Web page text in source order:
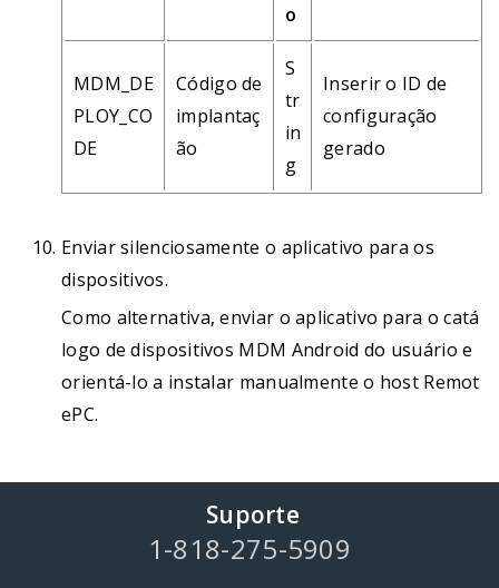
o
MDM_DE
PLOY_CO
DE
Código de
implantaç
ão
S
tr
in
g
Inserir o ID de
configuração
gerado
Enviar silenciosamente o aplicativo para os
dispositivos.
Como alternativa, enviar o aplicativo para o catá
logo de dispositivos MDM Android do usuário e
orientá-lo a instalar manualmente o host Remot
ePC.
Suporte
1-818-275-5909